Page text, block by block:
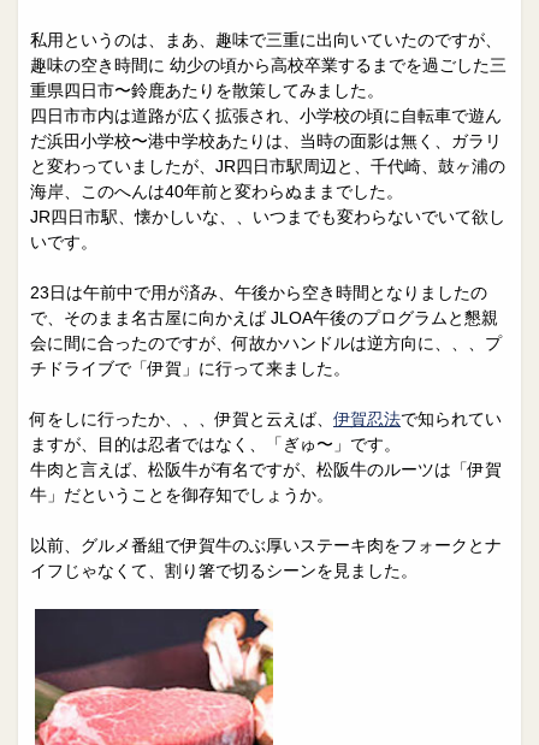
0263-54-6622
MAILはこちら
私用というのは、まあ、趣味で三重に出向いていたのですが、
趣味の空き時間に 幼少の頃から高校卒業するまでを過ごした三
重県四日市〜鈴鹿あたりを散策してみました。
四日市市内は道路が広く拡張され、小学校の頃に自転車で遊ん
だ浜田小学校〜港中学校あたりは、当時の面影は無く、ガラリ
と変わっていましたが、JR四日市駅周辺と、千代崎、鼓ヶ浦の
海岸、このへんは40年前と変わらぬままでした。
JR四日市駅、懐かしいな、、いつまでも変わらないでいて欲し
いです。
23日は午前中で用が済み、午後から空き時間となりましたの
で、そのまま名古屋に向かえば JLOA午後のプログラムと懇親
会に間に合ったのですが、何故かハンドルは逆方向に、、、プ
チドライブで「伊賀」に行って来ました。
何をしに行ったか、、、伊賀と云えば、 伊賀忍法で知られてい
ますが、目的は忍者ではなく、「ぎゅ〜」です。
牛肉と言えば、松阪牛が有名ですが、松阪牛のルーツは「伊賀
牛」だということを御存知でしょうか。
以前、グルメ番組で伊賀牛のぶ厚いステーキ肉をフォークとナ
イフじゃなくて、割り箸で切るシーンを見ました。